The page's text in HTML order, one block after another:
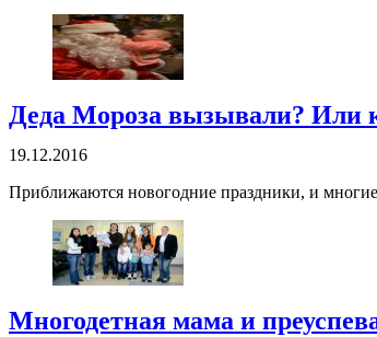
Деда Мороза вызывали? Или
19.12.2016
Приближаются новогодние праздники, и
Многодетная мама и